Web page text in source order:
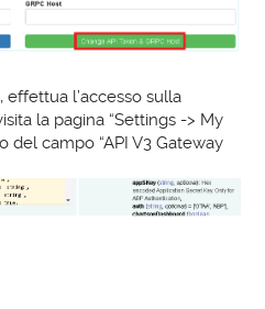
effettua l’accesso sulla
la pagina “Settings -> My
del campo “API V3 Gateway